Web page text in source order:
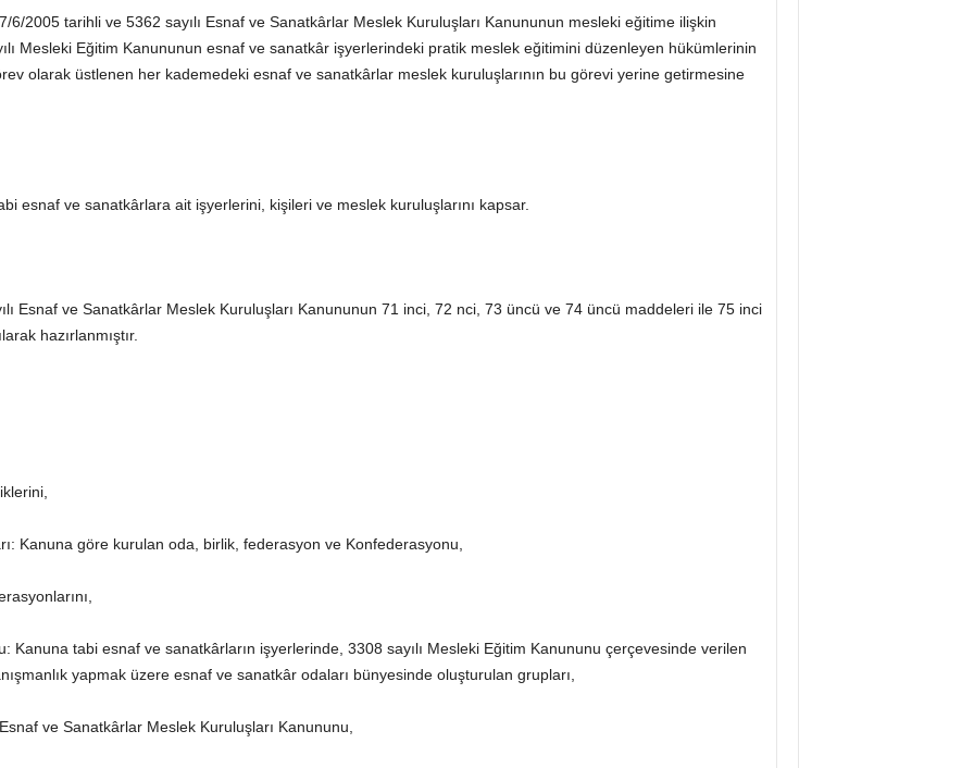
6/2005 tarihli ve 5362 sayılı Esnaf ve Sanatkârlar Meslek Kuruluşları Kanununun mesleki eğitime ilişkin
Mesleki Eğitim Kanununun esnaf ve sanatkâr işyerlerindeki pratik meslek eğitimini düzenleyen hükümlerinin
olarak üstlenen her kademedeki esnaf ve sanatkârlar meslek kuruluşlarının bu görevi yerine getirmesine
esnaf ve sanatkârlara ait işyerlerini, kişileri ve meslek kuruluşlarını kapsar.
Esnaf ve Sanatkârlar Meslek Kuruluşları Kanununun 71 inci, 72 nci, 73 üncü ve 74 üncü maddeleri ile 75 inci
hazırlanmıştır.
Kanuna göre kurulan oda, birlik, federasyon ve Konfederasyonu,
Kanuna tabi esnaf ve sanatkârların işyerlerinde, 3308 sayılı Mesleki Eğitim Kanununu çerçevesinde verilen
yapmak üzere esnaf ve sanatkâr odaları bünyesinde oluşturulan grupları,
ve Sanatkârlar Meslek Kuruluşları Kanununu,